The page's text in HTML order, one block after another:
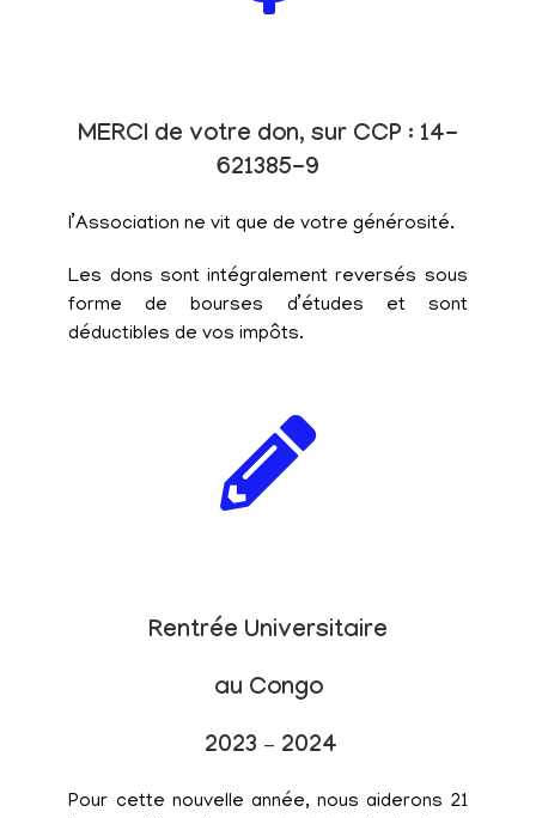
MERCI de votre don, sur CCP : 14-
621385-9
l’Association ne vit que de votre générosité.
Les dons sont intégralement reversés sous
forme de bourses d’études et sont
déductibles de vos impôts.
Rentrée Universitaire
au Congo
2023 – 2024
Pour cette nouvelle année, nous aiderons 21